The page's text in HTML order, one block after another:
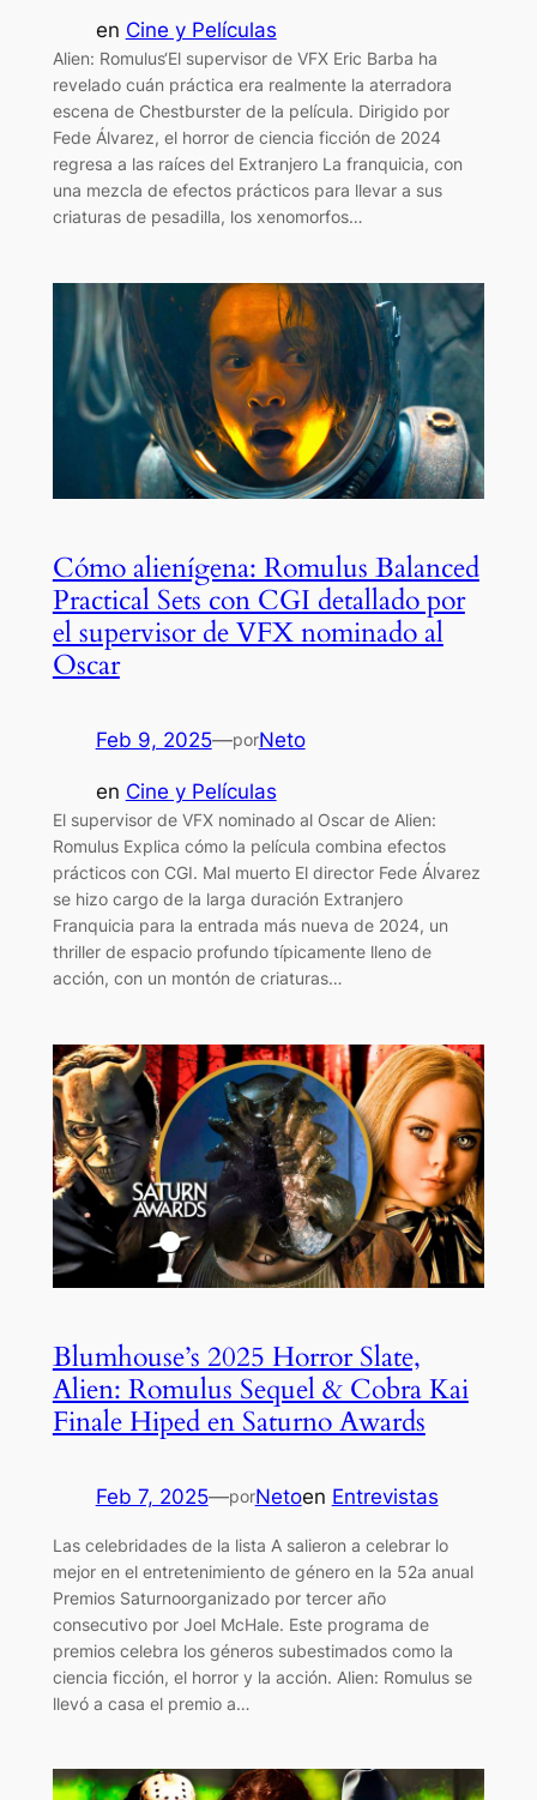
en Cine y Películas
Alien: Romulus‘El supervisor de VFX Eric Barba ha
revelado cuán práctica era realmente la aterradora
escena de Chestburster de la película. Dirigido por
Fede Álvarez, el horror de ciencia ficción de 2024
regresa a las raíces del Extranjero La franquicia, con
una mezcla de efectos prácticos para llevar a sus
criaturas de pesadilla, los xenomorfos…
Cómo alienígena: Romulus Balanced
Practical Sets con CGI detallado por
el supervisor de VFX nominado al
Oscar
Feb 9, 2025—porNeto
en Cine y Películas
El supervisor de VFX nominado al Oscar de Alien:
Romulus Explica cómo la película combina efectos
prácticos con CGI. Mal muerto El director Fede Álvarez
se hizo cargo de la larga duración Extranjero
Franquicia para la entrada más nueva de 2024, un
thriller de espacio profundo típicamente lleno de
acción, con un montón de criaturas…
Blumhouse’s 2025 Horror Slate,
Alien: Romulus Sequel & Cobra Kai
Finale Hiped en Saturno Awards
Feb 7, 2025—porNetoen Entrevistas
Las celebridades de la lista A salieron a celebrar lo
mejor en el entretenimiento de género en la 52a anual
Premios Saturnoorganizado por tercer año
consecutivo por Joel McHale. Este programa de
premios celebra los géneros subestimados como la
ciencia ficción, el horror y la acción. Alien: Romulus se
llevó a casa el premio a…